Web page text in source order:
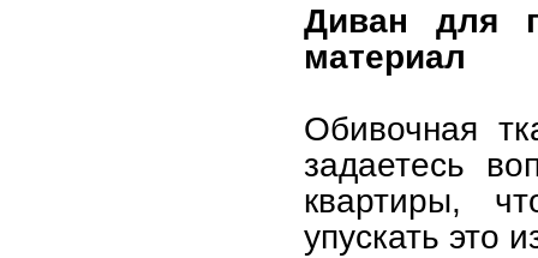
Диван для
материал
Обивочная
задаетесь
квартиры,
упускать это